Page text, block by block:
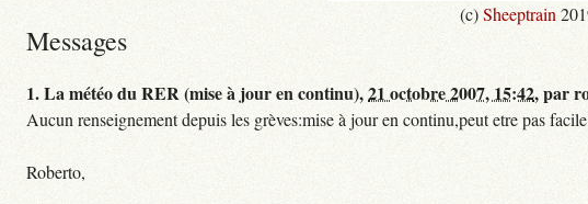
(c)Sheeptrain
Messages
1.La météo du RER (mise à jour en continu),21 octobre 2007, 15:42,par
Aucun renseignement depuis les grèves:mise à jour en continu,peut etre pas
Roberto,